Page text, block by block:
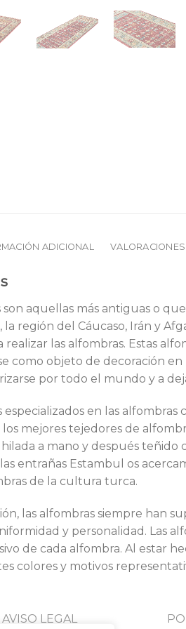
ADICIONAL
son aquellas más antiguas o
región del Cáucaso, Irán y
realizar las alfombras. Estas
como objeto de decoración en
por todo el mundo y a
especializados en las alfombras
mejores tejedores de
a mano y después
entrañas Estambul os
de la cultura turca.
las alfombras siempre han
y personalidad. Las
de cada alfombra. Al estar
colores y motivos
AVISO LEGAL